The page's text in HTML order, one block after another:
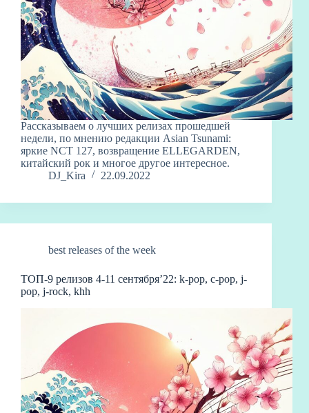
Рассказываем о лучших релизах прошедшей
недели, по мнению редакции Asian Tsunami:
яркие NCT 127, возвращение ELLEGARDEN,
китайский рок и многое другое интересное.
DJ_Kira
22.09.2022
best releases of the week
ТОП-9 релизов 4-11 сентября’22: k-pop, c-pop, j-
pop, j-rock, khh